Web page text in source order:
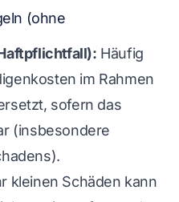
(ohne
Häufig
im Rahmen
sofern das
(insbesondere
kleinen Schäden kann